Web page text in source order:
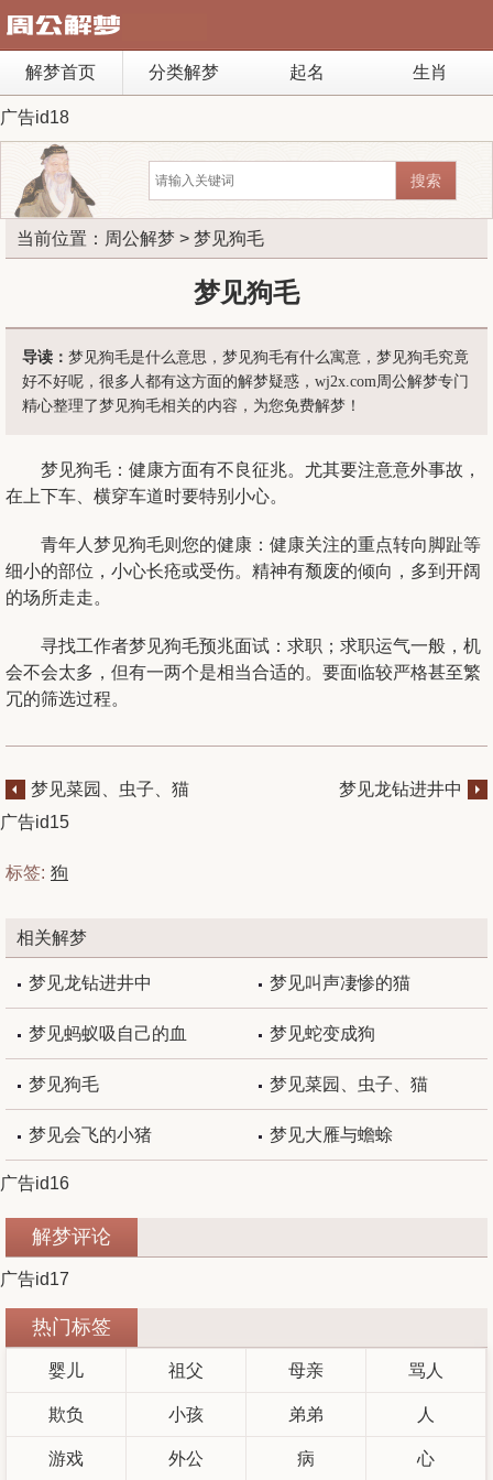
解梦首页 分类解梦 起名 生肖
广告id18
当前位置： 周公解梦 > 梦见狗毛
梦见狗毛
导读： 梦见狗毛是什么意思，梦见狗毛有什么寓意，梦见狗毛究竟
好不好呢，很多人都有这方面的解梦疑惑，wj2x.com周公解梦专门
精心整理了梦见狗毛相关的内容，为您免费解梦！
梦见狗毛：健康方面有不良征兆。尤其要注意意外事故，
在上下车、横穿车道时要特别小心。
青年人梦见狗毛则您的健康：健康关注的重点转向脚趾等
细小的部位，小心长疮或受伤。精神有颓废的倾向，多到开阔
的场所走走。
寻找工作者梦见狗毛预兆面试：求职；求职运气一般，机
会不会太多，但有一两个是相当合适的。要面临较严格甚至繁
冗的筛选过程。
梦见菜园、虫子、猫
梦见龙钻进井中
广告id15
标签: 狗
相关解梦
梦见龙钻进井中 梦见叫声凄惨的猫
梦见蚂蚁吸自己的血 梦见蛇变成狗
梦见狗毛 梦见菜园、虫子、猫
梦见会飞的小猪 梦见大雁与蟾蜍
广告id16
解梦评论
广告id17
热门标签
婴儿 祖父 母亲 骂人
欺负 小孩 弟弟 人
游戏 外公 病 心